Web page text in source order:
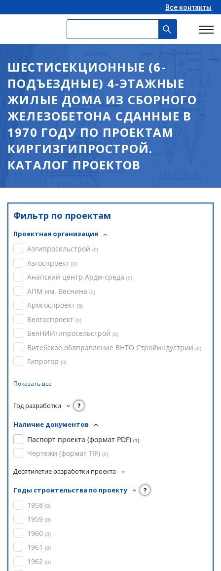
Все контакты
ШЕСТИСЕКЦИОННЫЕ (6-
ПОДЪЕЗДНЫЕ) 4-ЭТАЖНЫЕ
ЖИЛЫЕ ДОМА ИЗ СБОРНОГО
ЖЕЛЕЗОБЕТОНА СДАННЫЕ В
1970 ГОДУ ПО ПРОЕКТАМ
КИРГИЗГИПРОСТРОЙ.
КАТАЛОГ ПРОЕКТОВ
Фильтр по проектам
Проектная организация
Азгипросельстрой (0)
Азгоспроект (0)
Анапский центр Арди-среда (0)
АПМ им. Веснина (0)
Армгоспроект (0)
Белгоспроект (0)
БелНИИгипросельстрой (0)
Витебское облправление ВНТО Стройиндустрии (0)
Гипрогор (0)
Показать все
Год разработки ?
Наличие документов
Паспорт проекта (формат PDF) (1)
Чертежи (формат TIF) (0)
Десятилетие разработки проекта
Годы строительства по проекту ?
1958 (0)
1959 (0)
1960 (0)
1961 (0)
1962 (0)